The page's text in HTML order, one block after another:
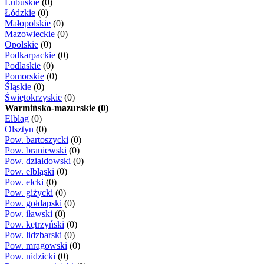
Lubuskie (0)
Łódzkie (0)
Małopolskie (0)
Mazowieckie (0)
Opolskie (0)
Podkarpackie (0)
Podlaskie (0)
Pomorskie (0)
Śląskie (0)
Świętokrzyskie (0)
Warmińsko-mazurskie (0)
Elbląg (0)
Olsztyn (0)
Pow. bartoszycki (0)
Pow. braniewski (0)
Pow. działdowski (0)
Pow. elbląski (0)
Pow. ełcki (0)
Pow. giżycki (0)
Pow. gołdapski (0)
Pow. iławski (0)
Pow. kętrzyński (0)
Pow. lidzbarski (0)
Pow. mrągowski (0)
Pow. nidzicki (0)